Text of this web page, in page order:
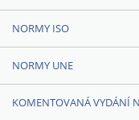
NORMY ISO
NORMY UNE
KOMENTOVANÁ VYDÁNÍ